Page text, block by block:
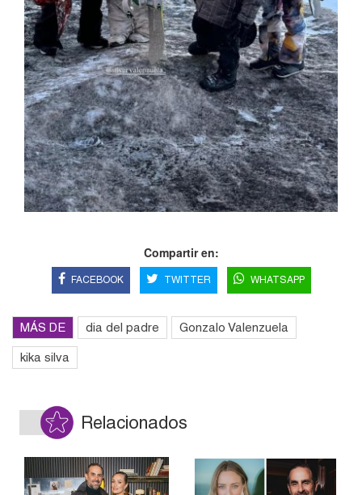
Compartir en:
FACEBOOK TWITTER WHATSAPP
MÁS DE dia del padre Gonzalo Valenzuela
kika silva
Relacionados